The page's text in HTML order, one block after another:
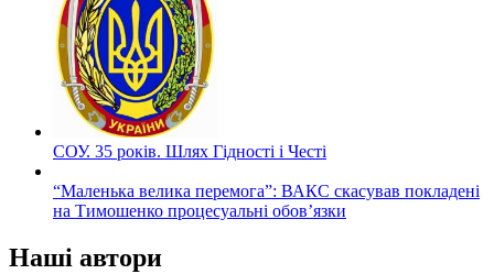
СОУ. 35 років. Шлях Гідності і Честі
“Маленька велика перемога”: ВАКС скасував покладені
на Тимошенко процесуальні обов’язки
Наші автори